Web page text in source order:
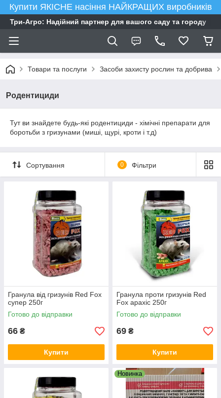
Купити ЯКІСНЕ насіння НАЙКРАЩИХ виробників
Три-Агро: Надійний партнер для вашого саду та городу
Товари та послуги Засоби захисту рослин та добрива
Родентициди
Тут ви знайдете будь-які родентициди - хімічні препарати для
боротьби з гризунами (миші, щурі, кроти і т.д)
Сортування 0 Фільтри
Гранула від гризунів Red Fox
супер 250г
Готово до відправки
66 ₴
Купити
Гранула проти гризунів Red
Fox арахіс 250г
Готово до відправки
69 ₴
Купити
Новинка